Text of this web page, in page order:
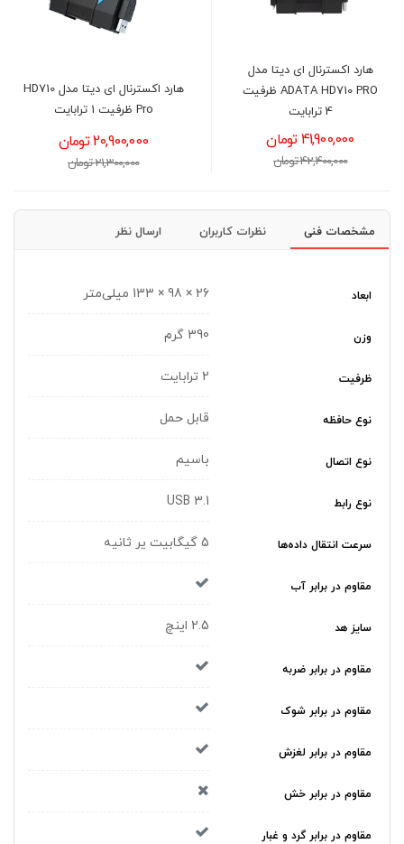
هارد اکسترنال ای دیتا مدل
ADATA HD710 PRO ظرفیت
4 ترابایت
41,900,000 تومان
42,400,000 تومان
هارد اکسترنال ای دیتا مدل HD710
Pro ظرفیت 1 ترابایت
20,900,000 تومان
21,300,000 تومان
مشخصات فنی نظرات کاربران ارسال نظر
ابعاد 26 × 98 × 133 میلی‌متر
وزن 390 گرم
ظرفیت 2 ترابایت
نوع حافظه قابل حمل
نوع اتصال باسیم
نوع رابط USB 3.1
سرعت انتقال داده‌ها 5 گیگابیت یر ثانیه
مقاوم در برابر آب
سایز هد 2.5 اینچ
مقاوم در برابر ضربه
مقاوم در برابر شوک
مقاوم در برابر لغزش
مقاوم در برابر خش
مقاوم در برابر گرد و غبار